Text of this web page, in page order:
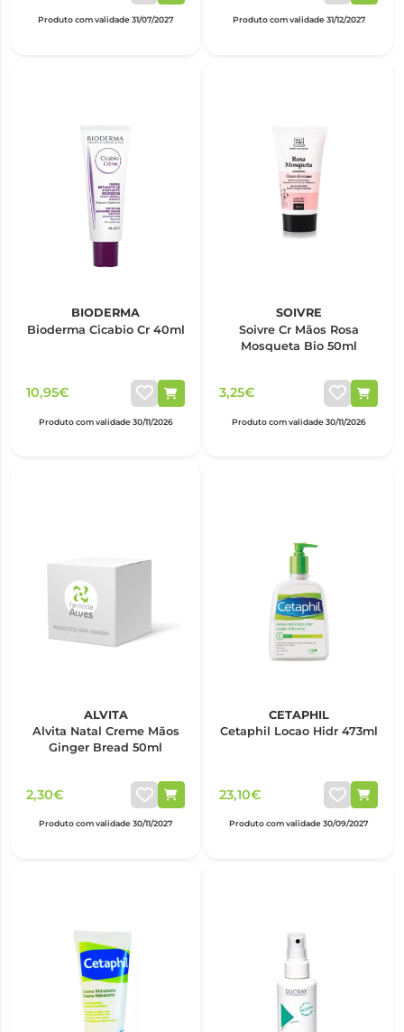
Produto com validade 31/07/2027 Produto com validade 31/12/2027
BIODERMA
Bioderma Cicabio Cr 40ml
10,95€
Produto com validade 30/11/2026
SOIVRE
Soivre Cr Mãos Rosa
Mosqueta Bio 50ml
3,25€
Produto com validade 30/11/2026
ALVITA
Alvita Natal Creme Mãos
Ginger Bread 50ml
2,30€
Produto com validade 30/11/2027
CETAPHIL
Cetaphil Locao Hidr 473ml
23,10€
Produto com validade 30/09/2027